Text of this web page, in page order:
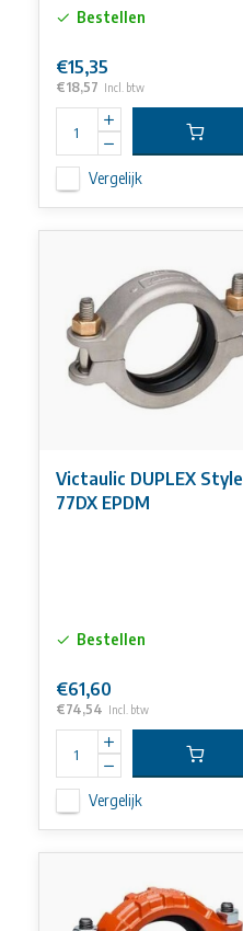
Bestellen
€15,35
€18,57 Incl. btw
Vergelijk
Victaulic DUPLEX Style
77DX EPDM
Bestellen
€61,60
€74,54 Incl. btw
Vergelijk